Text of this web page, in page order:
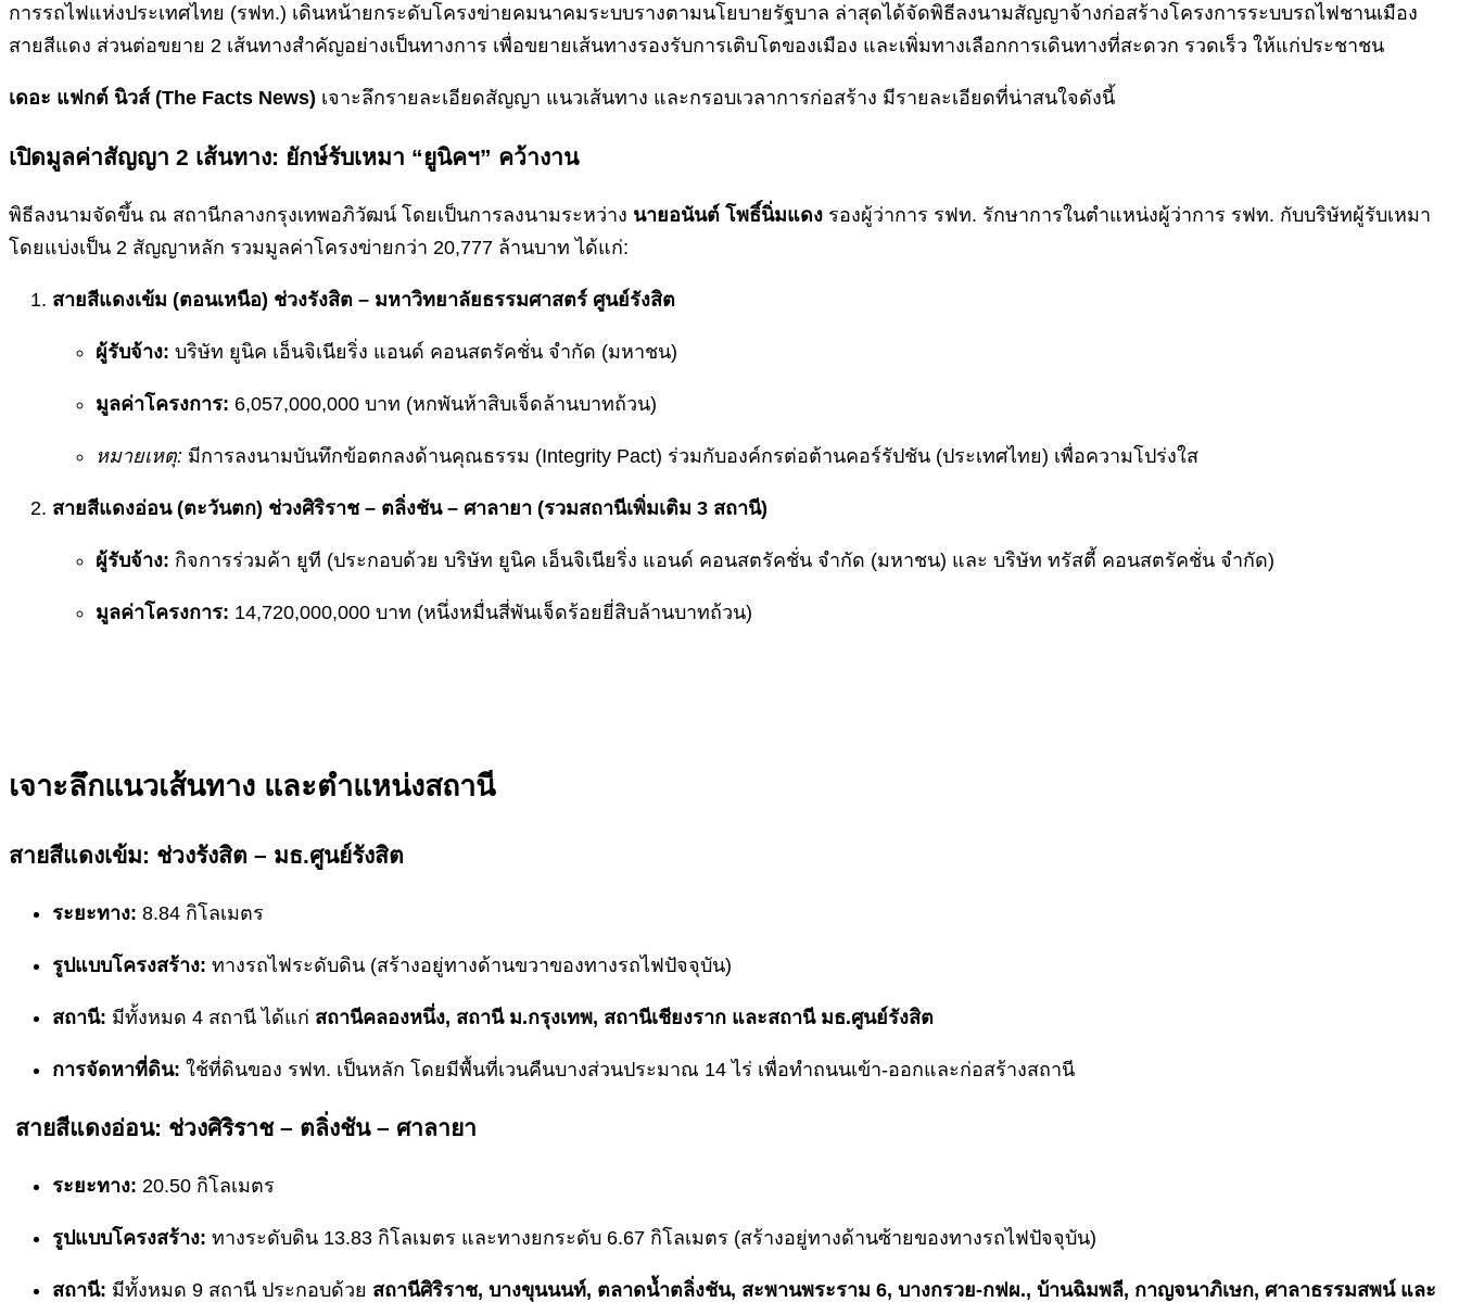
การรถไฟแห่งประเทศไทย (รฟท.) เดินหน้ายกระดับโครงข่ายคมนาคมระบบรางตามนโยบายรัฐบาล ล่าสุดได้จัดพิธีลงนามสัญญาจ้างก่อสร้างโครงการระบบรถไฟชานเมือง
สายสีแดง ส่วนต่อขยาย 2 เส้นทางสำคัญอย่างเป็นทางการ เพื่อขยายเส้นทางรองรับการเติบโตของเมือง และเพิ่มทางเลือกการเดินทางที่สะดวก รวดเร็ว ให้แก่ประชาชน
เดอะ แฟกต์ นิวส์ (The Facts News) เจาะลึกรายละเอียดสัญญา แนวเส้นทาง และกรอบเวลาการก่อสร้าง มีรายละเอียดที่น่าสนใจดังนี้
เปิดมูลค่าสัญญา 2 เส้นทาง: ยักษ์รับเหมา “ยูนิคฯ” คว้างาน
พิธีลงนามจัดขึ้น ณ สถานีกลางกรุงเทพอภิวัฒน์ โดยเป็นการลงนามระหว่าง นายอนันต์ โพธิ์นิ่มแดง รองผู้ว่าการ รฟท. รักษาการในตำแหน่งผู้ว่าการ รฟท. กับบริษัทผู้รับเหมา
โดยแบ่งเป็น 2 สัญญาหลัก รวมมูลค่าโครงข่ายกว่า 20,777 ล้านบาท ได้แก่:
สายสีแดงเข้ม (ตอนเหนือ) ช่วงรังสิต – มหาวิทยาลัยธรรมศาสตร์ ศูนย์รังสิต
ผู้รับจ้าง: บริษัท ยูนิค เอ็นจิเนียริ่ง แอนด์ คอนสตรัคชั่น จำกัด (มหาชน)
มูลค่าโครงการ: 6,057,000,000 บาท (หกพันห้าสิบเจ็ดล้านบาทถ้วน)
หมายเหตุ: มีการลงนามบันทึกข้อตกลงด้านคุณธรรม (Integrity Pact) ร่วมกับองค์กรต่อต้านคอร์รัปชัน (ประเทศไทย) เพื่อความโปร่งใส
สายสีแดงอ่อน (ตะวันตก) ช่วงศิริราช – ตลิ่งชัน – ศาลายา (รวมสถานีเพิ่มเติม 3 สถานี)
ผู้รับจ้าง: กิจการร่วมค้า ยูที (ประกอบด้วย บริษัท ยูนิค เอ็นจิเนียริ่ง แอนด์ คอนสตรัคชั่น จำกัด (มหาชน) และ บริษัท ทรัสตี้ คอนสตรัคชั่น จำกัด)
มูลค่าโครงการ: 14,720,000,000 บาท (หนึ่งหมื่นสี่พันเจ็ดร้อยยี่สิบล้านบาทถ้วน)
เจาะลึกแนวเส้นทาง และตำแหน่งสถานี
สายสีแดงเข้ม: ช่วงรังสิต – มธ.ศูนย์รังสิต
ระยะทาง: 8.84 กิโลเมตร
รูปแบบโครงสร้าง: ทางรถไฟระดับดิน (สร้างอยู่ทางด้านขวาของทางรถไฟปัจจุบัน)
สถานี: มีทั้งหมด 4 สถานี ได้แก่ สถานีคลองหนึ่ง, สถานี ม.กรุงเทพ, สถานีเชียงราก และสถานี มธ.ศูนย์รังสิต
การจัดหาที่ดิน: ใช้ที่ดินของ รฟท. เป็นหลัก โดยมีพื้นที่เวนคืนบางส่วนประมาณ 14 ไร่ เพื่อทำถนนเข้า-ออกและก่อสร้างสถานี
สายสีแดงอ่อน: ช่วงศิริราช – ตลิ่งชัน – ศาลายา
ระยะทาง: 20.50 กิโลเมตร
รูปแบบโครงสร้าง: ทางระดับดิน 13.83 กิโลเมตร และทางยกระดับ 6.67 กิโลเมตร (สร้างอยู่ทางด้านซ้ายของทางรถไฟปัจจุบัน)
สถานี: มีทั้งหมด 9 สถานี ประกอบด้วย สถานีศิริราช, บางขุนนนท์, ตลาดน้ำตลิ่งชัน, สะพานพระราม 6, บางกรวย-กฟผ., บ้านฉิมพลี, กาญจนาภิเษก, ศาลาธรรมสพน์ และ